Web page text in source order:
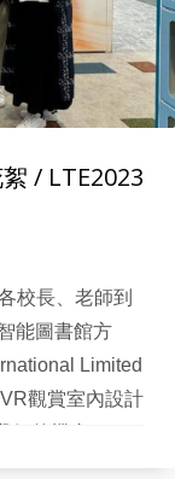
/ LTE2023
校長、老師到
能圖書館方
Limited
觀賞室內設計